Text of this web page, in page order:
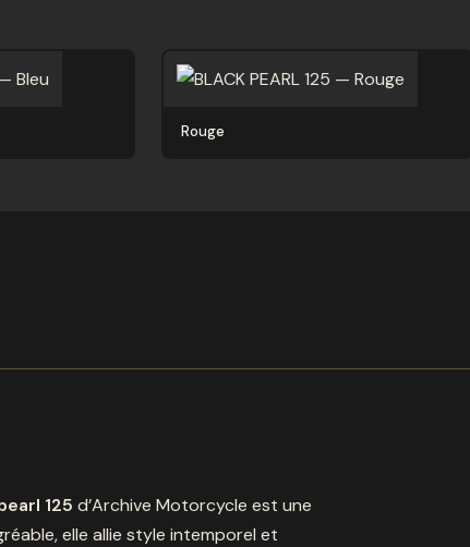
Rouge
125 d’Archive Motorcycle est une
elle allie style intemporel et